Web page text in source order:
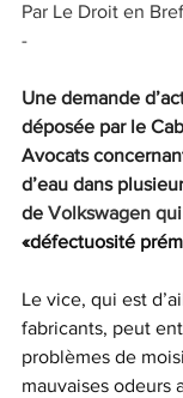
Par Le Droit en
-
Une demande
déposée par le
Avocats
d’eau dans
de Volkswagen qui
«défectuosité
Le vice, qui est
fabricants, peut
problèmes de
mauvaises odeurs